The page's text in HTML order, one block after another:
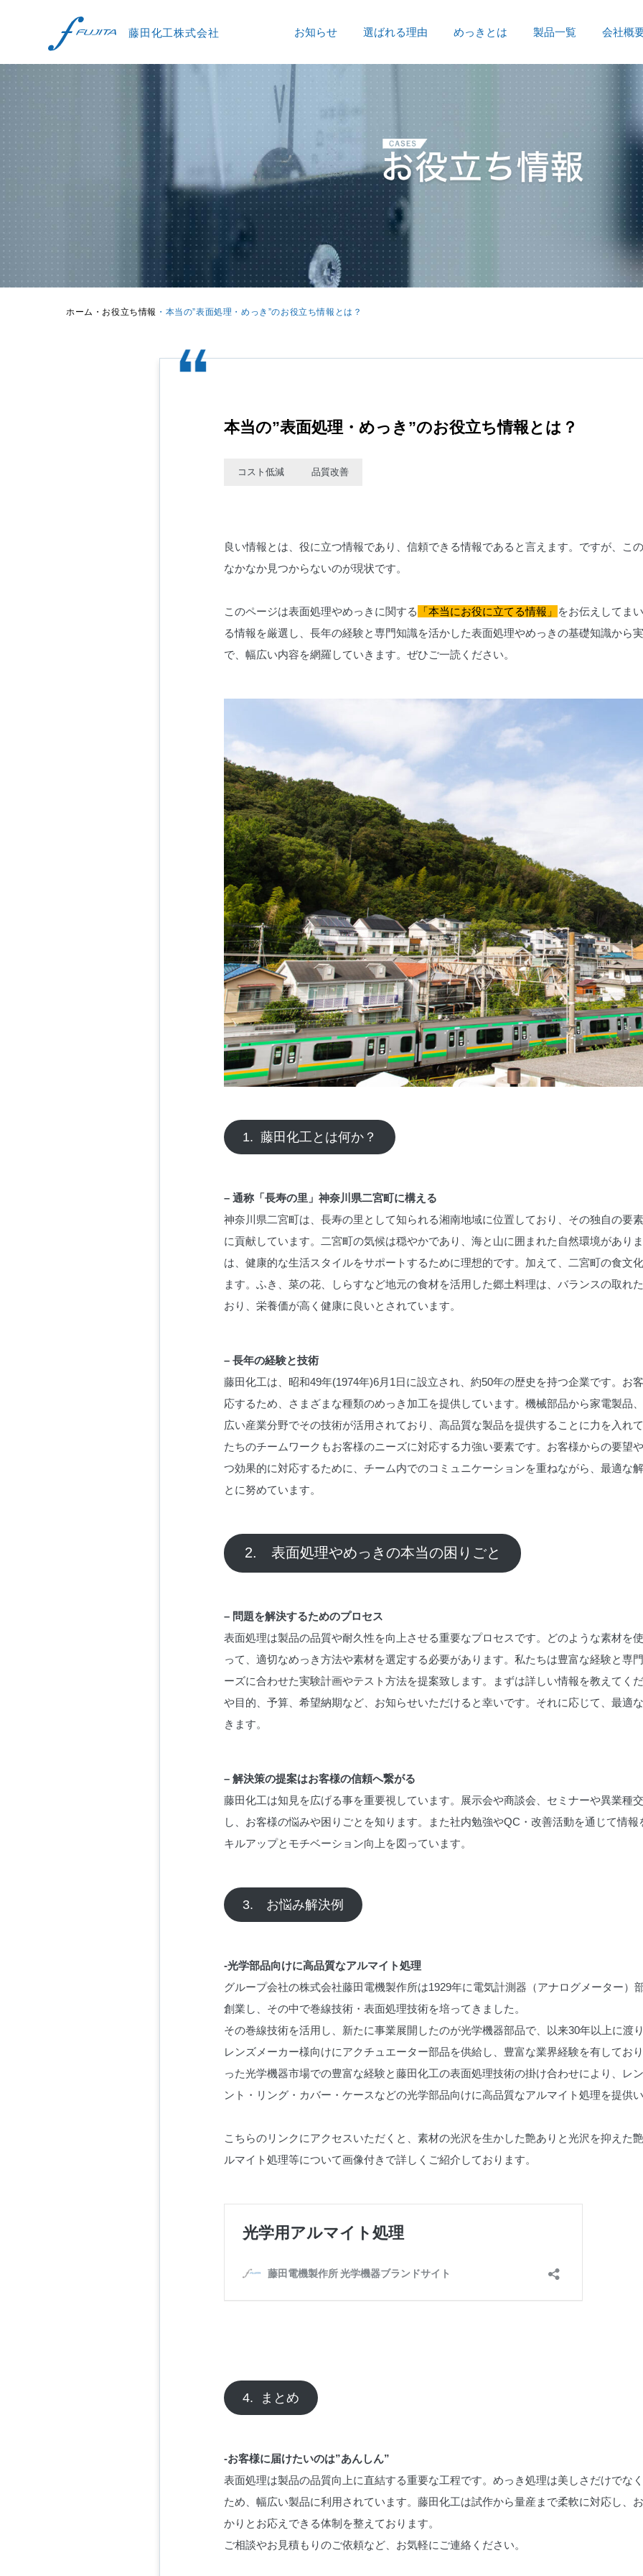
お知らせ 選ばれる理由 めっきとは 製品一覧 会社概
HOME
お知らせ
NEWS
選ばれる理由
FEATURE
めっきとは
PLATING
製品一覧
PRODUCTS
会社概要
ABOUT
グループ企業
FUJITA GROUP
よくある質問
ホーム ・お役立ち情報 ・本当の”表面処理・めっき”のお役立ち情報とは？
本当の”表面処理・めっき”のお役立ち情報とは？
コスト低減 品質改善
良い情報とは、役に立つ情報であり、信頼できる情報であると言えます。ですが、こ
なかなか見つからないのが現状です。
このページは表面処理やめっきに関する 「本当にお役に立てる情報」
をお伝えしてま
る情報を厳選し、長年の経験と専門知識を活かした表面処理やめっきの基礎知識から
で、幅広い内容を網羅していきます。ぜひご一読ください。
1. 藤田化工とは何か？
– 通称「長寿の里」神奈川県二宮町に構える
神奈川県二宮町は、長寿の里として知られる湘南地域に位置しており、その独自の要
に貢献しています。二宮町の気候は穏やかであり、海と山に囲まれた自然環境があり
は、健康的な生活スタイルをサポートするために理想的です。加えて、二宮町の食文
ます。ふき、菜の花、しらすなど地元の食材を活用した郷土料理は、バランスの取れ
おり、栄養価が高く健康に良いとされています。
– 長年の経験と技術
藤田化工は、昭和49年(1974年)6月1日に設立され、約50年の歴史を持つ企業です。お
応するため、さまざまな種類のめっき加工を提供しています。機械部品から家電製品
広い産業分野でその技術が活用されており、高品質な製品を提供することに力を入れ
たちのチームワークもお客様のニーズに対応する力強い要素です。お客様からの要望
つ効果的に対応するために、チーム内でのコミュニケーションを重ねながら、最適な
とに努めています。
2. 表面処理やめっきの本当の困りごと
– 問題を解決するためのプロセス
表面処理は製品の品質や耐久性を向上させる重要なプロセスです。どのような素材を
って、適切なめっき方法や素材を選定する必要があります。私たちは豊富な経験と専
ーズに合わせた実験計画やテスト方法を提案致します。まずは詳しい情報を教えてく
や目的、予算、希望納期など、お知らせいただけると幸いです。それに応じて、最適
きます。
– 解決策の提案はお客様の信頼へ繋がる
藤田化工は知見を広げる事を重要視しています。展示会や商談会、セミナーや異業種
し、お客様の悩みや困りごとを知ります。また社内勉強やQC・改善活動を通じて情
キルアップとモチベーション向上を図っています。
3. お悩み解決例
-光学部品向けに高品質なアルマイト処理
グループ会社の株式会社藤田電機製作所は1929年に電気計測器（アナログメーター）
創業し、その中で巻線技術・表面処理技術を培ってきました。
その巻線技術を活用し、新たに事業展開したのが光学機器部品で、以来30年以上に渡
レンズメーカー様向けにアクチュエーター部品を供給し、豊富な業界経験を有してお
った光学機器市場での豊富な経験と藤田化工の表面処理技術の掛け合わせにより、レ
ント・リング・カバー・ケースなどの光学部品向けに高品質なアルマイト処理を提供
こちらのリンクにアクセスいただくと、素材の光沢を生かした艶ありと光沢を抑えた
ルマイト処理等について画像付きで詳しくご紹介しております。
4. まとめ
-お客様に届けたいのは”あんしん”
表面処理は製品の品質向上に直結する重要な工程です。めっき処理は美しさだけでな
ため、幅広い製品に利用されています。藤田化工は試作から量産まで柔軟に対応し、
かりとお応えできる体制を整えております。
ご相談やお見積もりのご依頼など、お気軽にご連絡ください。